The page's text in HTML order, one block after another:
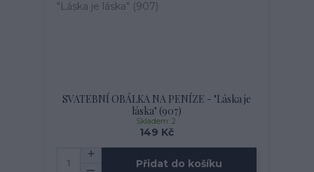
SVATEBNÍ OBÁLKA NA PENÍZE - "Láska je
láska" (907)
149 Kč
Skladem: 2
Přidat do košíku